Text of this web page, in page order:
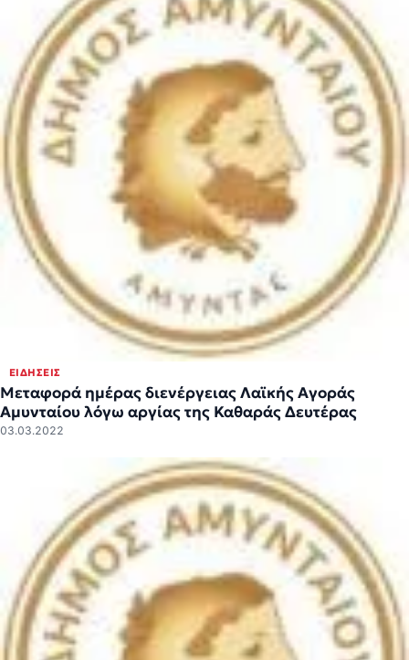
ΕΙΔΉΣΕΙΣ
Μεταφορά ημέρας διενέργειας Λαϊκής Αγοράς
Αμυνταίου λόγω αργίας της Καθαράς Δευτέρας
03.03.2022